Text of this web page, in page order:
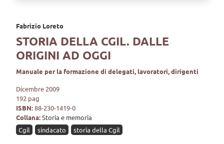
Fabrizio Loreto
STORIA DELLA CGIL. DALLE
ORIGINI AD OGGI
Manuale per la formazione di delegati, lavoratori, dirigenti
Dicembre 2009
192 pag
ISBN:88-230-1419-0
Collana:Storia e memoria
Cgil
sindacato storia della Cgil